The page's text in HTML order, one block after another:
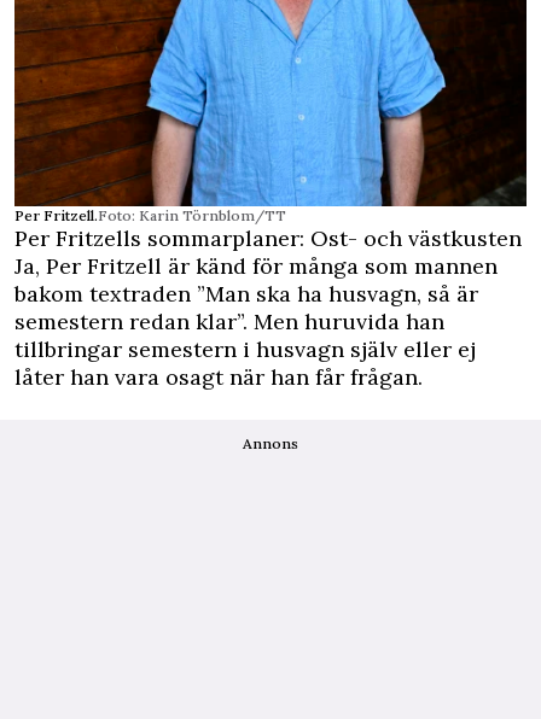
Per Fritzell.Foto: Karin Törnblom/TT
Per Fritzells sommarplaner: Ost- och västkusten
Ja, Per Fritzell är känd för många som mannen
bakom textraden ”Man ska ha husvagn, så är
semestern redan klar”. Men huruvida han
tillbringar semestern i husvagn själv eller ej
låter han vara osagt när han får frågan.
Annons